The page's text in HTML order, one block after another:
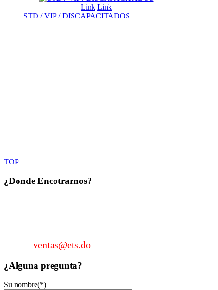
Link Link
STD / VIP / DISCAPACITADOS
TOP
¿Donde Encotrarnos?
ventas@ets.do
¿Alguna pregunta?
Su nombre(*)